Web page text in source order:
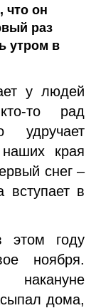
что он
раз
утром в
у людей
то рад
удручает
края
снег –
вступает в
этом году
ноября.
накануне
дома,